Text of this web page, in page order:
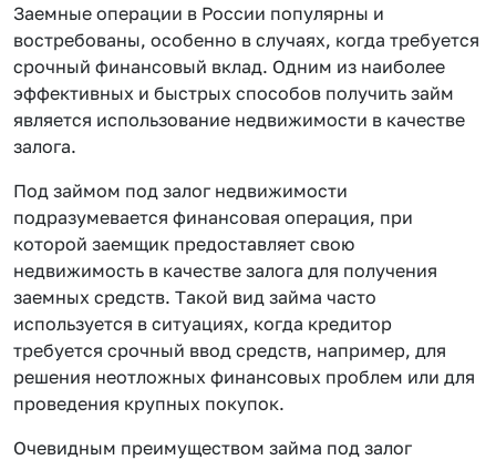
Заемные операции в России популярны и
востребованы, особенно в случаях, когда требуется
срочный финансовый вклад. Одним из наиболее
эффективных и быстрых способов получить займ
является использование недвижимости в качестве
залога.
Под займом под залог недвижимости
подразумевается финансовая операция, при
которой заемщик предоставляет свою
недвижимость в качестве залога для получения
заемных средств. Такой вид займа часто
используется в ситуациях, когда кредитор
требуется срочный ввод средств, например, для
решения неотложных финансовых проблем или для
проведения крупных покупок.
Очевидным преимуществом займа под залог